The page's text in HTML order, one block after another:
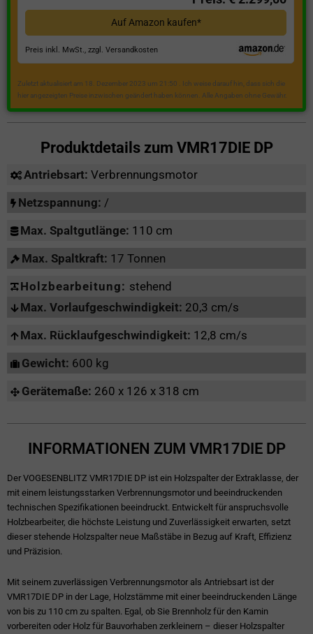
Auf Amazon kaufen*
Preis inkl. MwSt., zzgl. Versandkosten
Zuletzt aktualisiert am 18. Dezember 2023 um 21:50 . Ich weise darauf hin, dass sich die
hier angezeigten Preise inzwischen geändert haben können. Alle Angaben ohne Gewähr.
Produktdetails zum VMR17DIE DP
Antriebsart: Verbrennungsmotor
Netzspannung: /
Max. Spaltgutlänge: 110 cm
Max. Spaltkraft: 17 Tonnen
Holzbearbeitung: stehend
Max. Vorlaufgeschwindigkeit: 20,3 cm/s
Max. Rücklaufgeschwindigkeit: 12,8 cm/s
Gewicht: 600 kg
Gerätemaße: 260 x 126 x 318 cm
INFORMATIONEN ZUM VMR17DIE DP
Der VOGESENBLITZ VMR17DIE DP ist ein Holzspalter der Extraklasse, der
mit einem leistungsstarken Verbrennungsmotor und beeindruckenden
technischen Spezifikationen beeindruckt. Entwickelt für anspruchsvolle
Holzbearbeiter, die höchste Leistung und Zuverlässigkeit erwarten, setzt
dieser stehende Holzspalter neue Maßstäbe in Bezug auf Kraft, Effizienz
und Präzision.
Mit seinem zuverlässigen Verbrennungsmotor als Antriebsart ist der
VMR17DIE DP in der Lage, Holzstämme mit einer beeindruckenden Länge
von bis zu 110 cm zu spalten. Egal, ob Sie Brennholz für den Kamin
vorbereiten oder Holz für Bauvorhaben zerkleinern – dieser Holzspalter